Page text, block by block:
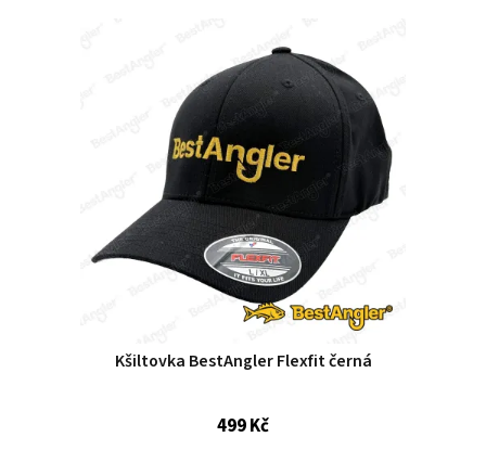
Kšiltovka BestAngler Flexfit černá
499 Kč